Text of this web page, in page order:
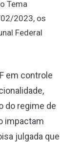
Tema
2023, os
Federal
em controle
do regime de
impactam
julgada que